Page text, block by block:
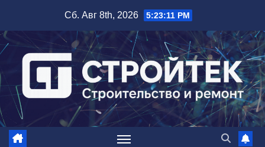
содержимому
Сб. Авг 8th, 2026 5:23:12 PM